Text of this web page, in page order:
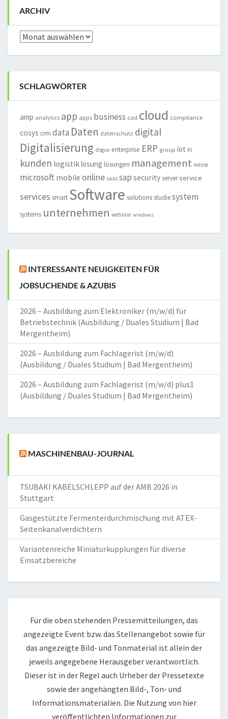
ARCHIV
Archiv
SCHLAGWÖRTER
amp analytics app apps business cad cloud compliance
cosys crm data Daten datenschutz digital
Digitalisierung dsgvo enterprise ERP group iot KI
kunden logistiklösung lösungen management messe
microsoft mobile online saas sap security serverservice
services smart Software solutions studiesystem
systems unternehmen webinar windows
INTERESSANTE NEUIGKEITEN FÜR
JOBSUCHENDE & AZUBIS
2026 – Ausbildung zum Elektroniker (m/w/d) für
Betriebstechnik (Ausbildung / Duales Studium | Bad
Mergentheim)
2026 – Ausbildung zum Fachlagerist (m/w/d)
(Ausbildung / Duales Studium | Bad Mergentheim)
2026 – Ausbildung zum Fachlagerist (m/w/d) plus1
(Ausbildung / Duales Studium | Bad Mergentheim)
MASCHINENBAU-JOURNAL
TSUBAKI KABELSCHLEPP auf der AMB 2026 in
Stuttgart
Gasgestützte Fermenterdurchmischung mit ATEX-
Seitenkanalverdichtern
Variantenreiche Miniaturkupplungen für diverse
Einsatzbereiche
Für die oben stehenden Pressemitteilungen, das
angezeigte Event bzw. das Stellenangebot sowie für
das angezeigte Bild- und Tonmaterial ist allein der
jeweils angegebene Herausgeber verantwortlich.
Dieser ist in der Regel auch Urheber der Pressetexte
sowie der angehängten Bild-, Ton- und
Informationsmaterialien. Die Nutzung von hier
veröffentlichten Informationen zur